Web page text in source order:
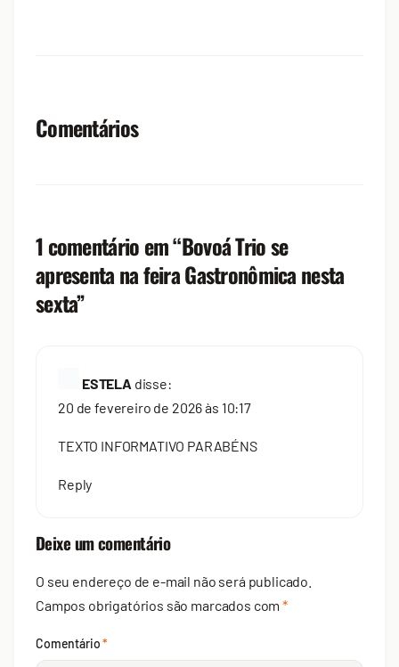
Comentários
1 comentário em “Bovoá Trio se
apresenta na feira Gastronômica nesta
sexta”
ESTELA disse:
20 de fevereiro de 2026 às 10:17
TEXTO INFORMATIVO PARABÉNS
Reply
Deixe um comentário
O seu endereço de e-mail não será publicado.
Campos obrigatórios são marcados com*
Comentário*